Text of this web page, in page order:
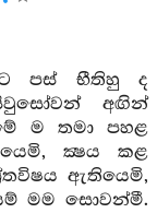
පස් භීතිහු ද
අඟින්
ම තමා පහළ
ක්‍ෂය කළ
ඇතියෙමි,
මම සොවන්මී.